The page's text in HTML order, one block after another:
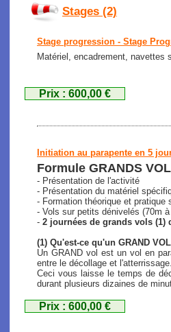
Stages (2)
Stage progression - Stage
Matériel, encadrement, navettes
Prix : 600,00 €
Initiation au parapente en 5
Formule GRANDS
- Présentation de l'activité
- Présentation du matériel
- Formation théorique et pratique
- Vols sur petits dénivelés (70m
- 2 journées de grands vols (1)
(1) Qu'est-ce qu'un GRAND
Un GRAND vol est un vol en
entre le décollage et l'atterrissage.
Ceci vous laisse le temps de
durant plusieurs dizaines de
Prix : 600,00 €